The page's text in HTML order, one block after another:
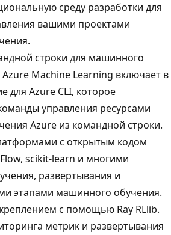
среду разработки для
вашими проектами
строки для машинного
Azure Machine Learning включает в
для Azure CLI, которое
управления ресурсами
Azure из командной строки.
с открытым кодом
scikit-learn и многими
развертывания и
этапами машинного обучения.
с помощью Ray RLlib.
метрик и развертывания